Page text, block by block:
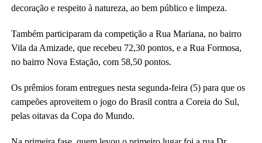
decoração e respeito à natureza, ao bem público e limpeza.
Também participaram da competição a Rua Mariana, no bairro
Vila da Amizade, que recebeu 72,30 pontos, e a Rua Formosa,
no bairro Nova Estação, com 58,50 pontos.
Os prêmios foram entregues nesta segunda-feira (5) para que os
campeões aproveitem o jogo do Brasil contra a Coreia do Sul,
pelas oitavas da Copa do Mundo.